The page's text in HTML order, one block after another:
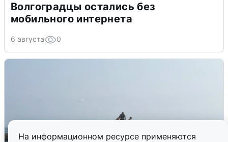
На информационном ресурсе применяются
Волгоградцы остались без
мобильного интернета
6 августа 0